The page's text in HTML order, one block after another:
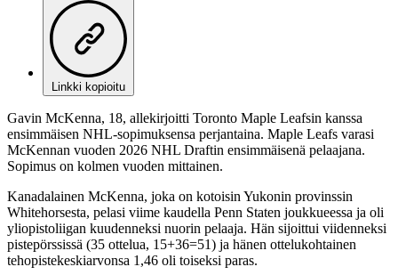
Linkki kopioitu
Gavin McKenna, 18, allekirjoitti Toronto Maple Leafsin kanssa
ensimmäisen NHL-sopimuksensa perjantaina. Maple Leafs varasi
McKennan vuoden 2026 NHL Draftin ensimmäisenä pelaajana.
Sopimus on kolmen vuoden mittainen.
Kanadalainen McKenna, joka on kotoisin Yukonin provinssin
Whitehorsesta, pelasi viime kaudella Penn Staten joukkueessa ja oli
yliopistoliigan kuudenneksi nuorin pelaaja. Hän sijoittui viidenneksi
pistepörssissä (35 ottelua, 15+36=51) ja hänen ottelukohtainen
tehopistekeskiarvonsa 1,46 oli toiseksi paras.